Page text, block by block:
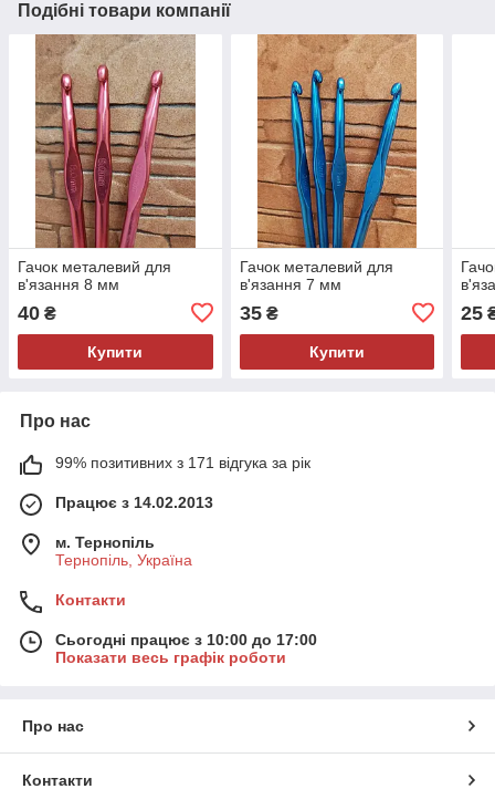
Подібні товари компанії
Гачок металевий для
в'язання 8 мм
40 ₴
Купити
Гачок металевий для
в'язання 7 мм
35₴
Купити
25
Про нас
99% позитивних з 171 відгука за рік
Працює з 14.02.2013
м. Тернопіль
Тернопіль, Україна
Контакти
Сьогодні працює з 10:00 до 17:00
Показати весь графік роботи
Про нас
Контакти